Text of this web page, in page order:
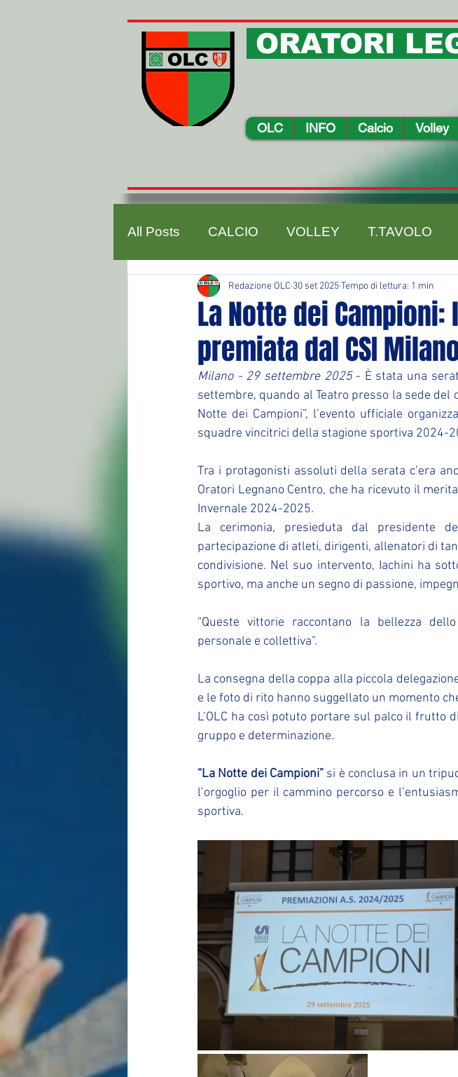
ORATORI
OLC INFO Calcio Volley
All Posts CALCIO VOLLEY T.TAVOLO
La Notte dei Campioni:
premiata dal CSI
Redazione OLC 30 set 2025Tempo di lettura: 1 min
Milano - 29 settembre 2025 - È stata una
settembre, quando al Teatro presso la sede del
Notte dei Campioni”, l’evento ufficiale
squadre vincitrici della stagione sportiva 2024-
Tra i protagonisti assoluti della serata c’era
Oratori Legnano Centro, che ha ricevuto il
Invernale 2024-2025.
La cerimonia, presieduta dal presidente
partecipazione di atleti, dirigenti, allenatori di
condivisione. Nel suo intervento, Iachini ha
sportivo, ma anche un segno di passione,
“Queste vittorie raccontano la bellezza
personale e collettiva”.
La consegna della coppa alla piccola
e le foto di rito hanno suggellato un momento
L’OLC ha così potuto portare sul palco il frutto
gruppo e determinazione.
“La Notte dei Campioni” si è conclusa in un
l’orgoglio per il cammino percorso e
sportiva.